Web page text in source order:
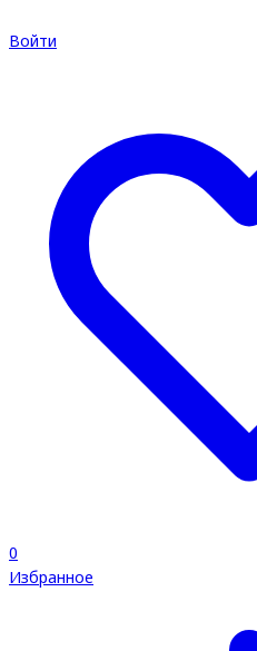
Войти
0
Избранное